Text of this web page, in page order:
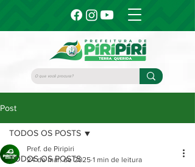
Post
TODOS OS POSTS
TODOS OS POSTS
Pref. de Piripiri
24 de mar. de 2025 1 min de leitura